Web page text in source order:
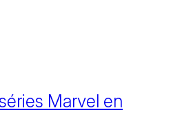
Marvel en